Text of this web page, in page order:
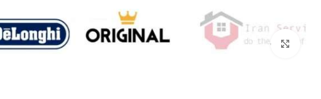
برای بزرگنمایی کلیک کنید